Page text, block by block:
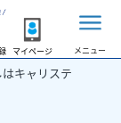
マイページ メニュー
キャリステ